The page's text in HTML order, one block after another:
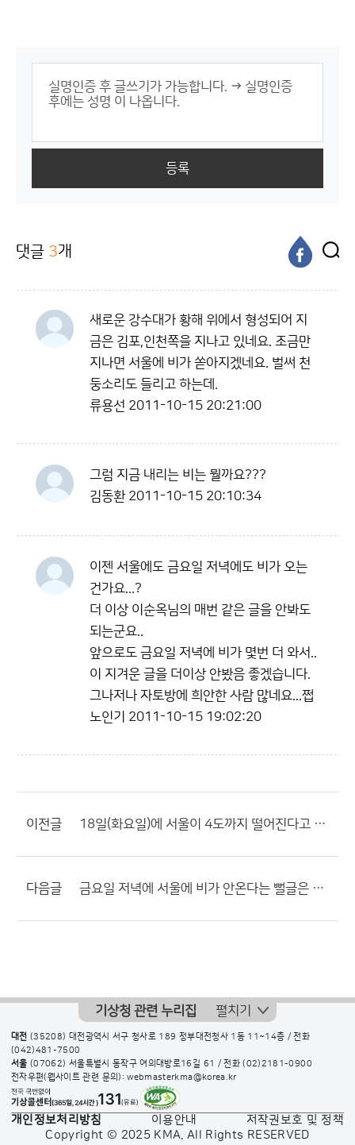
등록
댓글 3개
새로운 강수대가 황해 위에서 형성되어 지
금은 김포,인천쪽을 지나고 있네요. 조금만
지나면 서울에 비가 쏟아지겠네요. 벌써 천
둥소리도 들리고 하는데.
류용선 2011-10-15 20:21:00
그럼 지금 내리는 비는 뭘까요???
김동환 2011-10-15 20:10:34
이젠 서울에도 금요일 저녁에도 비가 오는
건가요...?
더 이상 이순옥님의 매번 같은 글을 안봐도
되는군요..
앞으로도 금요일 저녁에 비가 몇번 더 와서..
이 지겨운 글을 더이상 안봤음 좋겠습니다.
그나저나 자토방에 희안한 사람 많네요...쩝
노인기 2011-10-15 19:02:20
이전글 18일(화요일)에 서울이 4도까지 떨어진다고 하네요...
다음글 금요일 저녁에 서울에 비가 안온다는 뻘글은 이걸로 종결합시다.
기상청 관련 누리집 펼치기
대전 (35208) 대전광역시 서구 청사로 189 정부대전청사 1동 11~14층 / 전화
(042)481-7500
서울 (07062) 서울특별시 동작구 여의대방로16길 61 / 전화(02)2181-0900
전자우편(웹사이트 관련 문의): webmasterkma@korea.kr
개인정보처리방침 이용안내
저작권보호 및 정책
Copyright © 2025 KMA. All Rights RESERVED